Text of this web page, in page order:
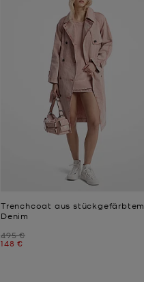
Trenchcoat aus stückgefärbtem
Denim
Zuvor
495 €
Jetzt
148 €